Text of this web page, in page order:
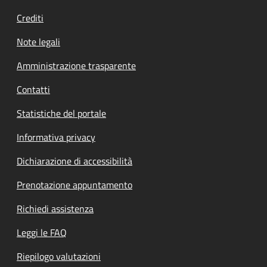
Crediti
Note legali
Amministrazione trasparente
Contatti
Statistiche del portale
Informativa privacy
Dichiarazione di accessibilità
Prenotazione appuntamento
Richiedi assistenza
Leggi le FAQ
Riepilogo valutazioni